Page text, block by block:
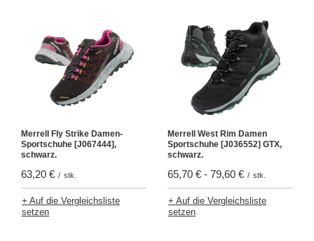
Merrell Fly Strike Damen-
Sportschuhe [J067444],
schwarz.
63,20 € / stk.
+ Auf die Vergleichsliste
setzen
Merrell West Rim Damen
Sportschuhe [J036552] GTX,
schwarz.
65,70 € - 79,60 € / stk.
+ Auf die Vergleichsliste
setzen